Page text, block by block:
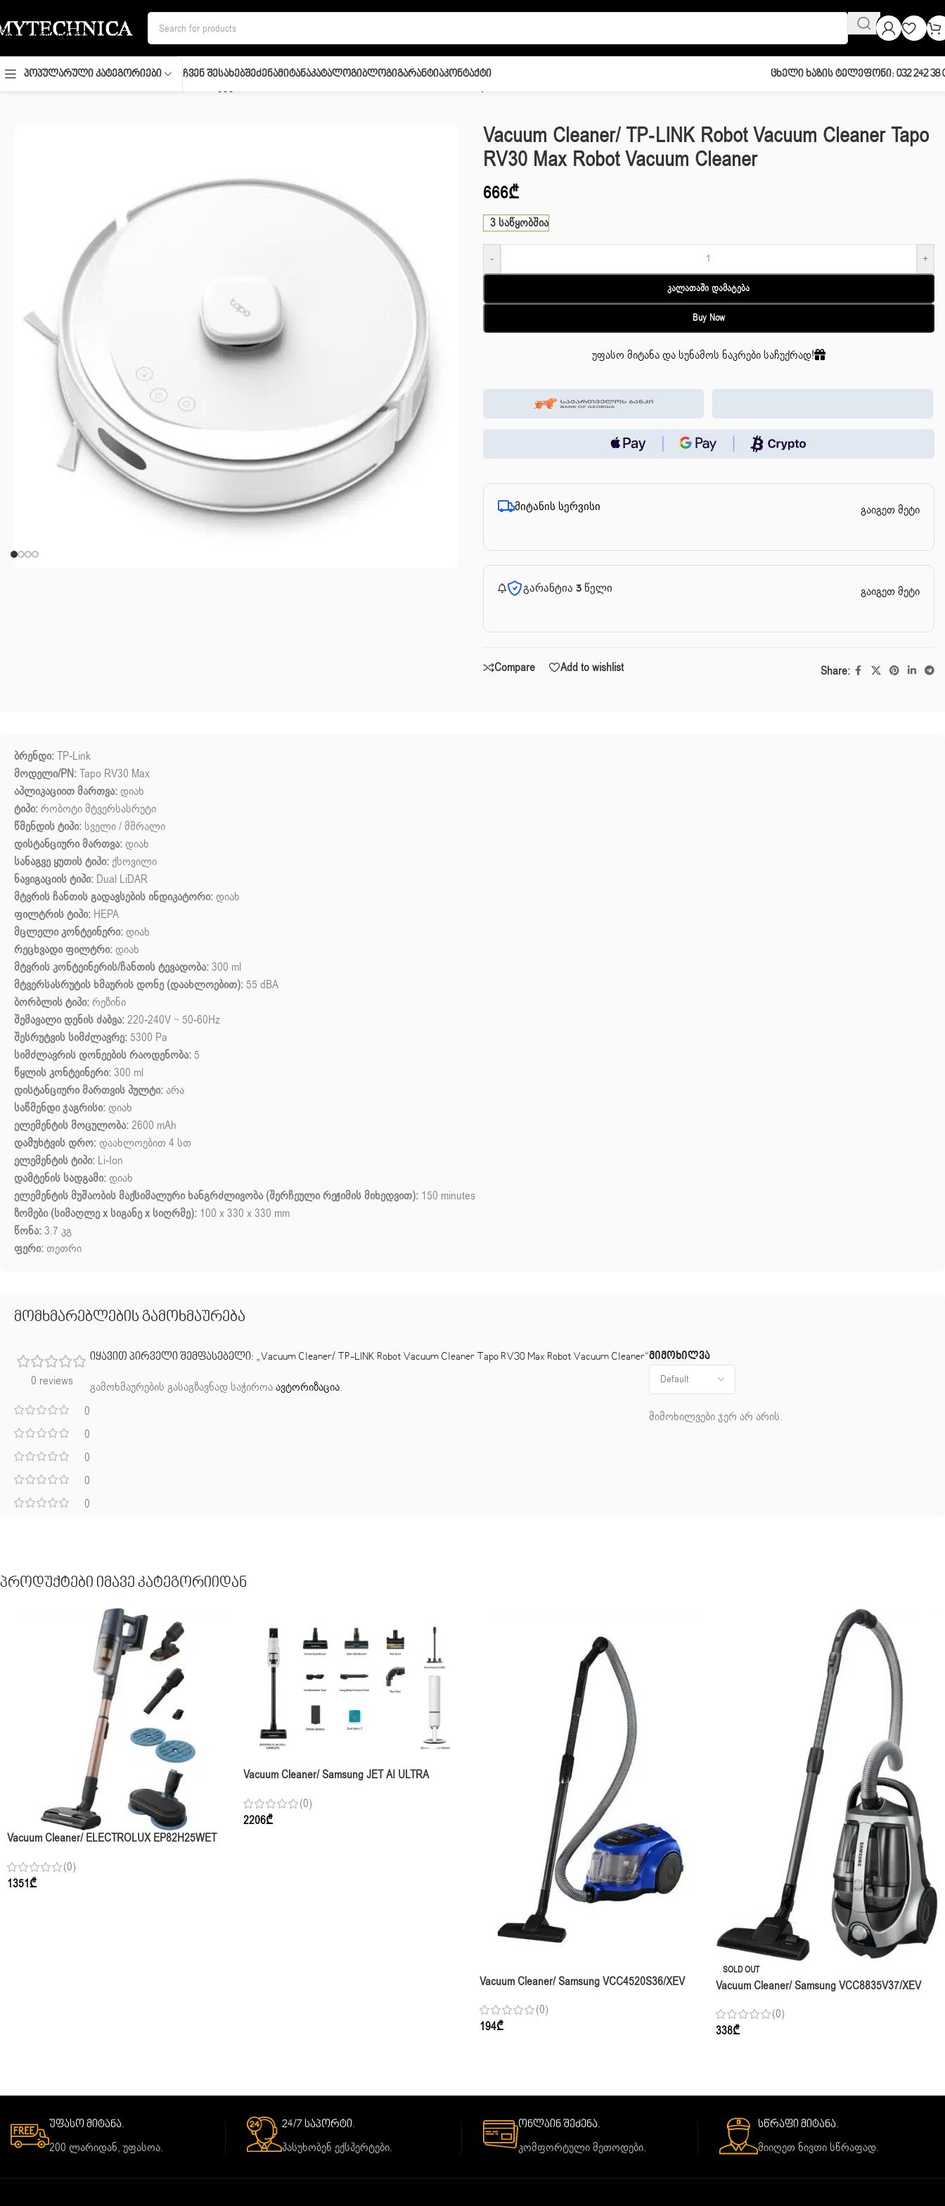
Skip to main content
Პოპულარული Კატეგორიები Ჩვენ ᲨესახებᲨეძენაᲛიტანაᲙატალოგიᲑლოგიᲒარანტიაᲙონტაქტი Ცხელი Ხაზის Ტელეფონი: 032 242 38
Vacuum Cleaner/ TP-LINK Robot Vacuum Cleaner Tapo
RV30 Max Robot Vacuum Cleaner
666₾
3 საწყობშია
- +
Კალათაში Დამატება
Buy Now
უფასო მიტანა და სუნამოს ნაკრები საჩუქრად!
მიტანის სერვისი გაიგეთ მეტი
გარანტია 3 წელი გაიგეთ მეტი
Compare Add to wishlist Share:
ბრენდი:TP-Link
მოდელი/PN:Tapo RV30 Max
აპლიკაციით მართვა: დიახ
ტიპი: რობოტი მტვერსასრუტი
წმენდის ტიპი: სველი / მშრალი
დისტანციური მართვა: დიახ
სანაგვე ყუთის ტიპი:ქსოვილი
ნავიგაციის ტიპი: Dual LiDAR
მტვრის ჩანთის გადავსების ინდიკატორი: დიახ
ფილტრის ტიპი: HEPA
მცლელი კონტეინერი: დიახ
რეცხვადი ფილტრი: დიახ
მტვრის კონტეინერის/ჩანთის ტევადობა: 300 ml
მტვერსასრუტის ხმაურის დონე (დაახლოებით): 55 dBA
ბორბლის ტიპი: რეზინი
შემავალი დენის ძაბვა:220-240V ~ 50-60Hz
შესრუტვის სიმძლავრე: 5300 Pa
სიმძლავრის დონეების რაოდენობა: 5
წყლის კონტეინერი: 300 ml
დისტანციური მართვის პულტი:არა
საწმენდი ჯაგრისი: დიახ
ელემენტის მოცულობა:2600 mAh
დამუხტვის დრო: დაახლოებით 4 სთ
ელემენტის ტიპი: Li-Ion
დამტენის სადგამი: დიახ
ელემენტის მუშაობის მაქსიმალური ხანგრძლივობა (შერჩეული რეჟიმის მიხედვით): 150 minutes
ზომები (სიმაღლე x სიგანე x სიღრმე): 100 x 330 x 330 mm
წონა: 3.7 კგ
ფერი: თეთრი
მომხმარებლების გამოხმაურება
0 reviews
0
0
0
0
0
მიმოხილვა
მიმოხილვები ჯერ არ არის.
იყავით პირველი შემფასებელი: „Vacuum Cleaner/ TP-LINK Robot Vacuum Cleaner Tapo RV30 Max Robot Vacuum Cleaner“
გამოხმაურების გასაგზავნად საჭიროაავტორიზაცია.
Პროდუქტები Იმავე Კატეგორიიდან
Vacuum Cleaner/ ELECTROLUX EP82H25WET
(0)
1351₾
Vacuum Cleaner/ Samsung JET AI ULTRA
(0)
2206₾
Vacuum Cleaner/ Samsung VCC4520S36/XEV
(0)
194₾
SOLD OUT
Vacuum Cleaner/ Samsung VCC8835V37/XEV
(0)
338₾
უფასო მიტანა.
200 ლარიდან, უფასოა.
24/7 საპორტი.
პასუხობენ ექსპერტები.
ონლაინ შეძენა.
კომფორტული მეთოდები.
სწრაფი მიტანა.
მიიღეთ ნივთი სწრაფად.